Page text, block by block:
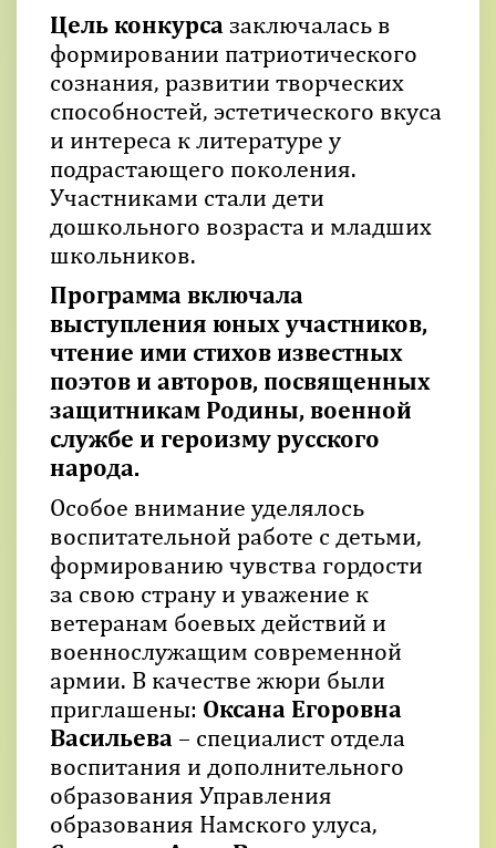
Цель конкурсазаключалась в
формировании патриотического
сознания, развитии творческих
способностей, эстетического вкуса
и интереса к литературе у
подрастающего поколения.
Участниками стали дети
дошкольного возраста и младших
школьников.
Программа включала
выступления юных участников,
чтение ими стихов известных
поэтов и авторов, посвященных
защитникам Родины, военной
службе и героизму русского
народа.
Особое внимание уделялось
воспитательной работе с детьми,
формированию чувства гордости
за свою страну и уважение к
ветеранам боевых действий и
военнослужащим современной
армии. В качестве жюри были
приглашены: Оксана Егоровна
Васильева – специалист отдела
воспитания и дополнительного
образования Управления
образования Намского улуса,